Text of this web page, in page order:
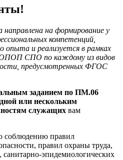
на формирование у
компетенций,
опыта и реализуется в рамках
ОПОП СПО по каждому из видов
предусмотренных ФГОС
заданием по ПМ.06
или нескольким
служащих вам
соблюдению правил
правил охраны труда,
санитарно-эпидемиологических